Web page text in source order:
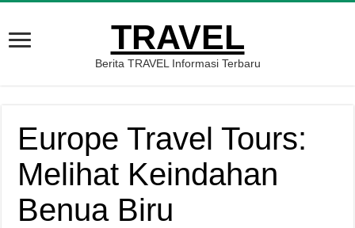
TRAVEL
Berita TRAVEL Informasi Terbaru
Europe Travel Tours:
Melihat Keindahan
Benua Biru